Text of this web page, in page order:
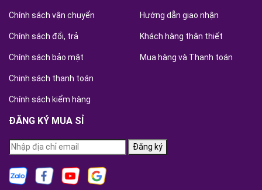
Chính sách vận chuyển
Chính sách đổi, trả
Chính sách bảo mật
Chinh sách thanh toán
Chính sách kiểm hàng
Hướng dẫn giao nhận
Khách hàng thân thiết
Mua hàng và Thanh toán
ĐĂNG KÝ MUA SỈ
Đăng ký